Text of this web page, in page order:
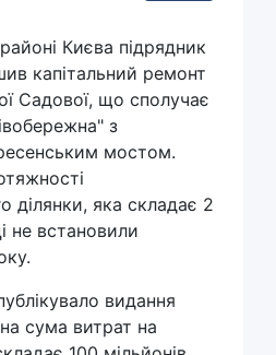
Києва підрядник
капітальний ремонт
Садової, що сполучає
з
мостом.
ділянки, яка складає 2
не встановили
видання
сума витрат на